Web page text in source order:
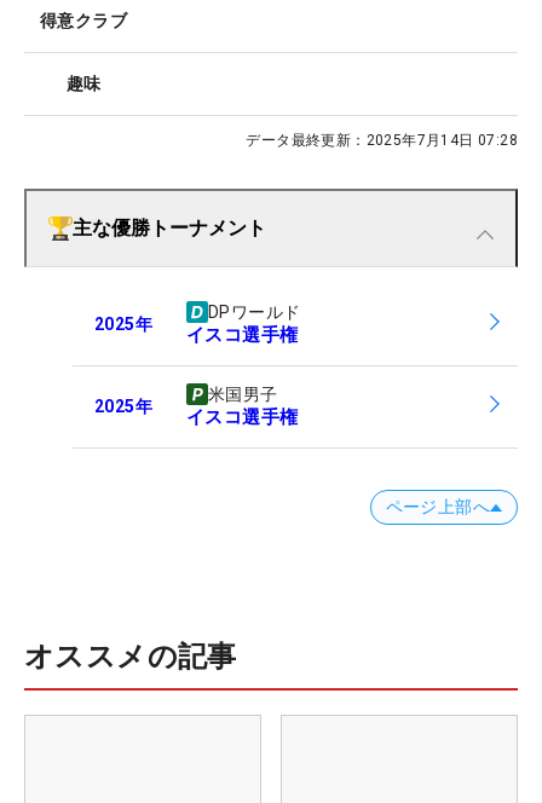
得意クラブ
趣味
データ最終更新： 2025年7月14日 07:28
主な優勝トーナメント
2025年
DPワールド
イスコ選手権
2025年
米国男子
イスコ選手権
ページ上部へ
オススメの記事